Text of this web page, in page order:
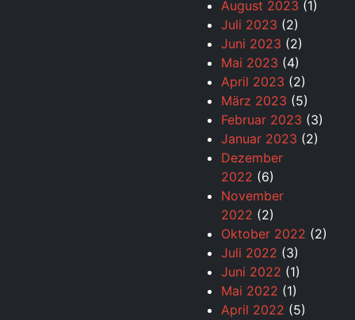
August 2023 (1)
Juli 2023 (2)
Juni 2023 (2)
Mai 2023 (4)
April 2023 (2)
März 2023 (5)
Februar 2023 (3)
Januar 2023 (2)
Dezember
2022 (6)
November
2022 (2)
Oktober 2022 (2)
Juli 2022 (3)
Juni 2022 (1)
Mai 2022 (1)
April 2022 (5)